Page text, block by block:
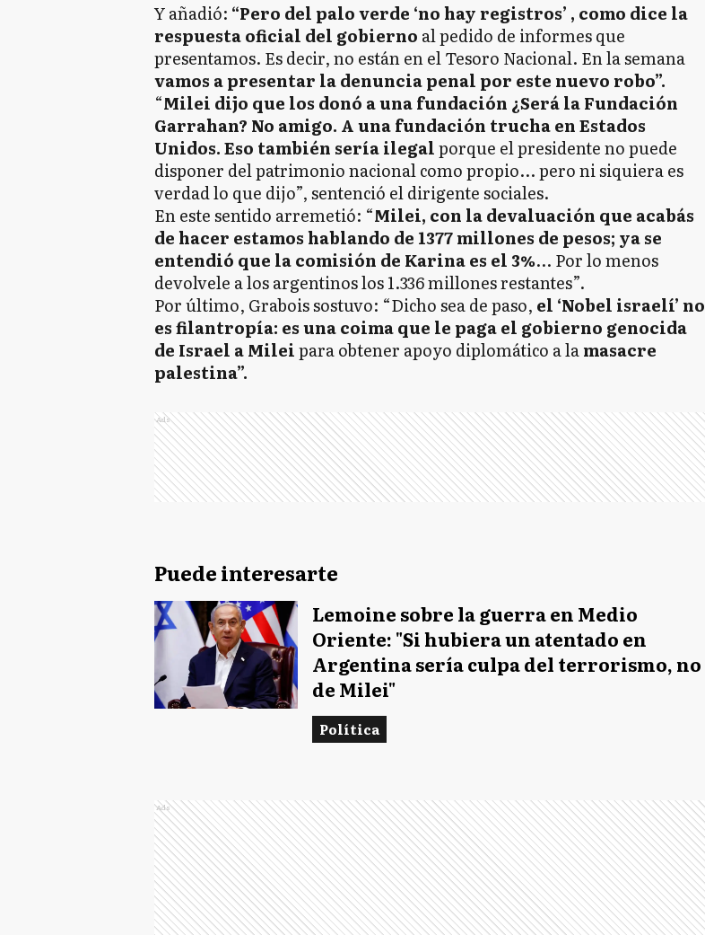
Y añadió: “Pero del palo verde ‘no hay registros’ , como dice la
respuesta oficial del gobierno al pedido de informes que
presentamos. Es decir, no están en el Tesoro Nacional. En la semana
vamos a presentar la denuncia penal por este nuevo robo”.
“Milei dijo que los donó a una fundación ¿Será la Fundación
Garrahan? No amigo. A una fundación trucha en Estados
Unidos. Eso también sería ilegalporque el presidente no puede
disponer del patrimonio nacional como propio... pero ni siquiera es
verdad lo que dijo”, sentenció el dirigente sociales.
En este sentido arremetió: “Milei, con la devaluación que acabás
de hacer estamos hablando de 1377 millones de pesos; ya se
entendió que la comisión de Karina es el 3%... Por lo menos
devolvele a los argentinos los 1.336 millones restantes”.
Por último, Grabois sostuvo: “Dicho sea de paso, el ‘Nobel israelí’ no
es filantropía: es una coima que le paga el gobierno genocida
de Israel a Mileipara obtener apoyo diplomático a lamasacre
palestina”.
Ads
Puede interesarte
Lemoine sobre la guerra en Medio
Oriente: "Si hubiera un atentado en
Argentina sería culpa del terrorismo, no
de Milei"
Política
Ads